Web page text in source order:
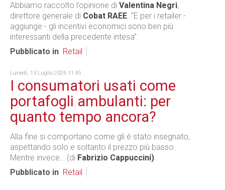
Abbiamo raccolto l’opinione di Valentina Negri,
direttore generale di Cobat RAEE. “E per i retailer -
aggiunge - gli incentivi economici sono ben più
interessanti della precedente intesa”.
Pubblicato in Retail
Lunedì, 13 Luglio 2026 11:45
I consumatori usati come
portafogli ambulanti: per
quanto tempo ancora?
Alla fine si comportano come gli è stato insegnato,
aspettando solo e soltanto il prezzo più basso.
Mentre invece… (di Fabrizio Cappuccini)
Pubblicato in Retail